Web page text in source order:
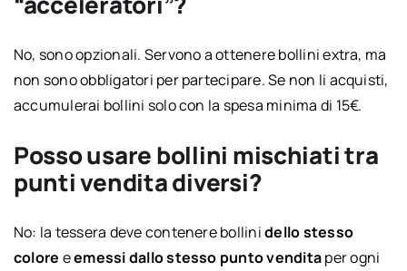
No, sono opzionali. Servono a ottenere bollini extra, ma
non sono obbligatori per partecipare. Se non li acquisti,
accumulerai bollini solo con la spesa minima di 15€.
Posso usare bollini mischiati tra
punti vendita diversi?
No: la tessera deve contenere bollinidello stesso
colore eemessi dallo stesso punto venditaper ogni